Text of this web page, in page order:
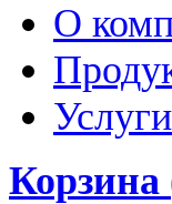
О
Услуги
Корзина